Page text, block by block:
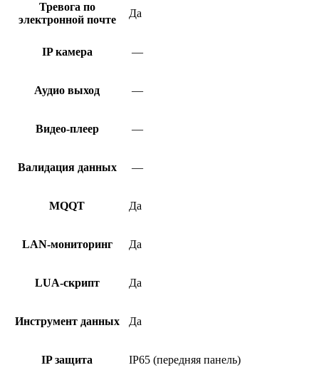
Тревога по
электронной почте
Да
IP камера —
Аудио выход —
Видео-плеер —
Валидация данных —
MQQT Да
LAN-мониторинг Да
LUA-скрипт Да
Инструмент данных Да
IP защита IP65 (передняя панель)